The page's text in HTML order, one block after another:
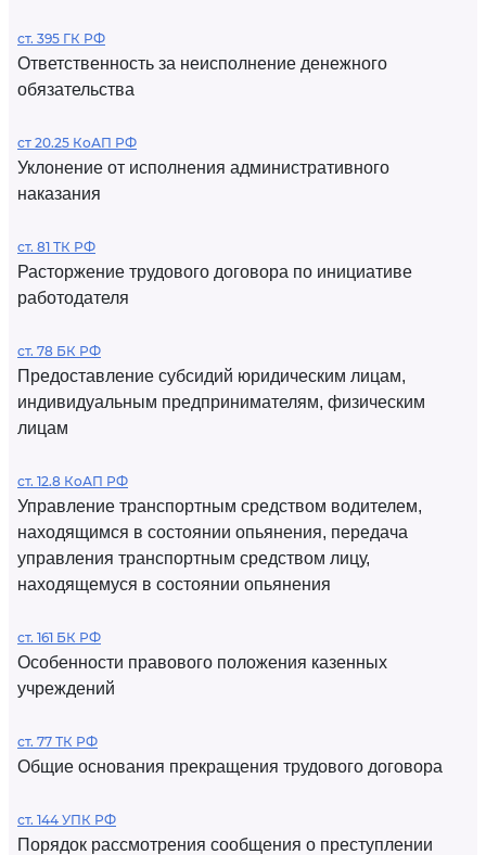
ст. 395 ГК РФ
Ответственность за неисполнение денежного
обязательства
ст 20.25 КоАП РФ
Уклонение от исполнения административного
наказания
ст. 81 ТК РФ
Расторжение трудового договора по инициативе
работодателя
ст. 78 БК РФ
Предоставление субсидий юридическим лицам,
индивидуальным предпринимателям, физическим
лицам
ст. 12.8 КоАП РФ
Управление транспортным средством водителем,
находящимся в состоянии опьянения, передача
управления транспортным средством лицу,
находящемуся в состоянии опьянения
ст. 161 БК РФ
Особенности правового положения казенных
учреждений
ст. 77 ТК РФ
Общие основания прекращения трудового договора
ст. 144 УПК РФ
Порядок рассмотрения сообщения о преступлении